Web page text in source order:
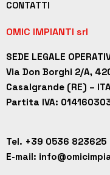
CONTATTI
OMIC IMPIANTI srl
SEDE LEGALE
Via Don Borghi 2/A,
Casalgrande (RE) –
Partita IVA:
Tel. +39 0536 823625
E-mail: